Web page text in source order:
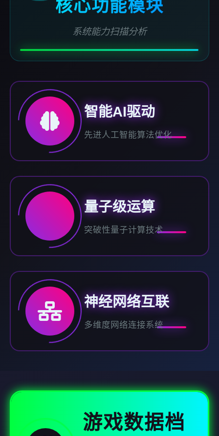
核心功能模块
系统能力扫描分析
智能AI驱动
先进人工智能算法优化
量子级运算
突破性量子计算技术
神经网络互联
多维度网络连接系统
游戏数据档